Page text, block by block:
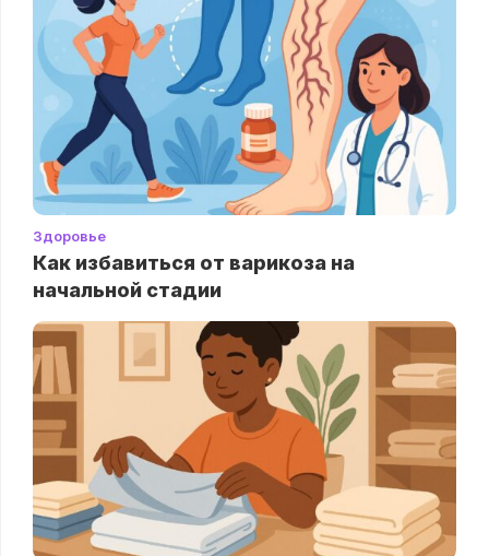
Здоровье
Как избавиться от варикоза на
начальной стадии